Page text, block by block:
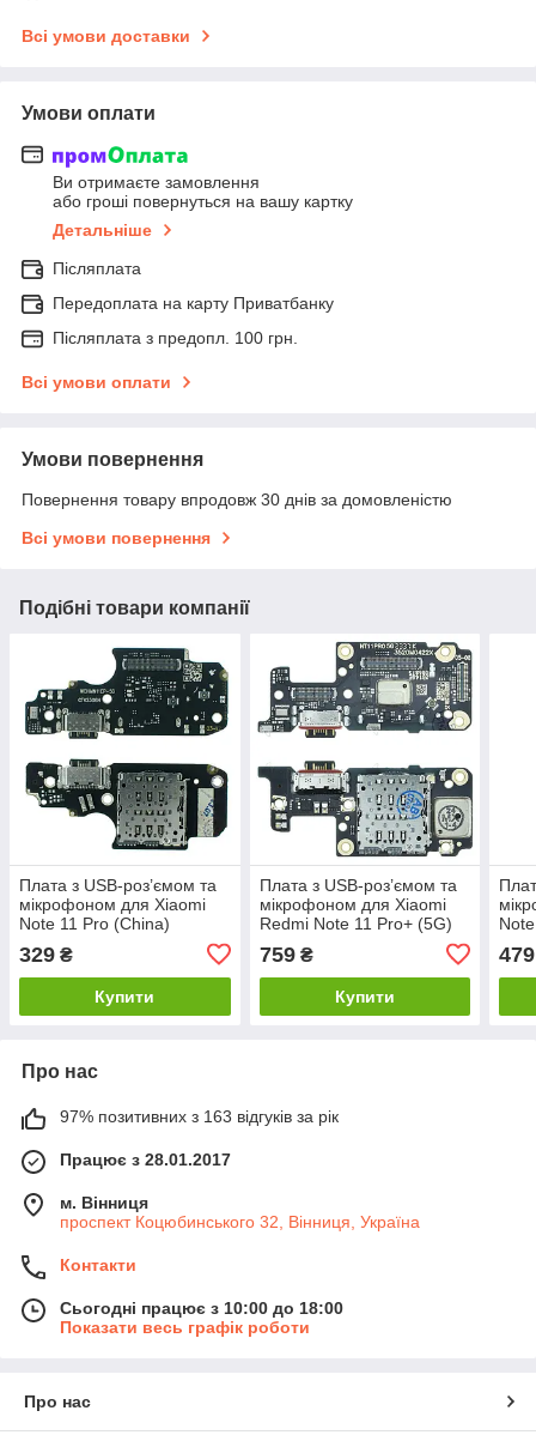
Всі умови доставки
Умови оплати
Ви отримаєте замовлення
або гроші повернуться на вашу картку
Детальніше
Післяплата
Передоплата на карту Приватбанку
Післяплата з предопл. 100 грн.
Всі умови оплати
Умови повернення
Повернення товару впродовж 30 днів за домовленістю
Всі умови повернення
Подібні товари компанії
Плата з USB-роз’ємом та
мікрофоном для Xiaomi
Note 11 Pro (China)
329 ₴
Купити
Плата з USB-роз’ємом та
мікрофоном для Xiaomi
Redmi Note 11 Pro+ (5G)
759₴
Купити
479
Про нас
97% позитивних з 163 відгуків за рік
Працює з 28.01.2017
м. Вінниця
проспект Коцюбинського 32, Вінниця, Україна
Контакти
Сьогодні працює з 10:00 до 18:00
Показати весь графік роботи
Про нас